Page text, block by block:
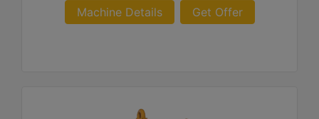
Machine Details Get Offer